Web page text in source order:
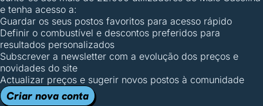
e tenha acesso a:
Guardar os seus postos favoritos para acesso rápido
Definir o combustível e descontos preferidos para
resultados personalizados
Subscrever a newsletter com a evolução dos preços e
novidades do site
Actualizar preços e sugerir novos postos à comunidade
Criar nova conta